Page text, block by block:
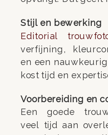
Stijl en bewerking
Editorial
verfijning,
en een
kost tijd en
Voorbereiding en
Een goede
veel tijd aan